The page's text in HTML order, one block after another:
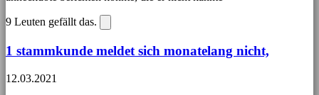
9 Leuten gefällt das.
1 stammkunde meldet sich monatelang nicht,
12.03.2021